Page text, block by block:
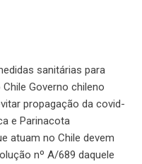
sanitárias para
Governo chileno
propagação da covid-
e Parinacota
atuam no Chile devem
nº A/689 daquele